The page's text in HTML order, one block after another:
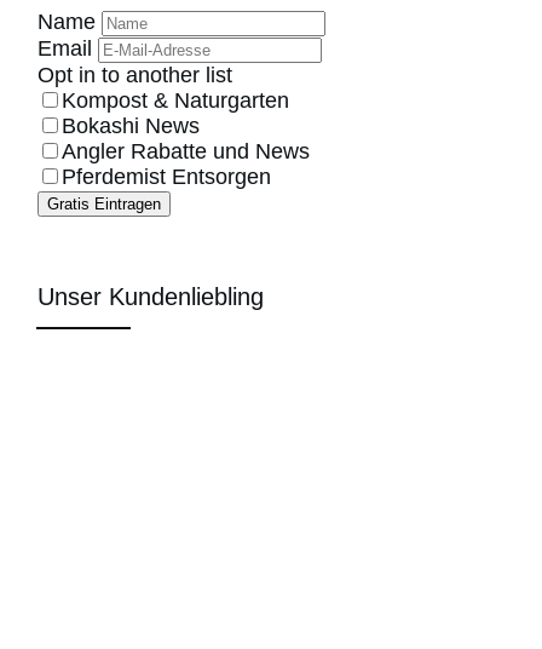
Name
Email
Opt in to another list
Kompost & Naturgarten
Bokashi News
Angler Rabatte und News
Pferdemist Entsorgen
Gratis Eintragen
Unser Kundenliebling